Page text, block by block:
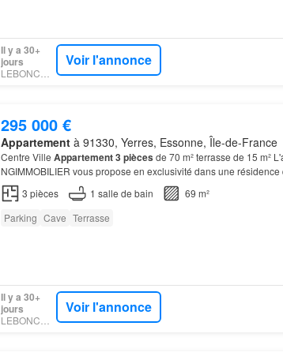
Il y a 30+
jours
Voir l'annonce
295 000 €
Appartementà 91330, Yerres, Essonne, Île-de-France
Centre Ville Appartement3 pièces de 70 m² terrasse de 15 m²
NGIMMOBILIER vous propose en exclusivité dans une
recherchée ' LE PARC DE VIRGINIE' unappartement
3 pièces 1 salle de bain
69 m²
Parking Cave Terrasse
Il y a 30+
jours
Voir l'annonce